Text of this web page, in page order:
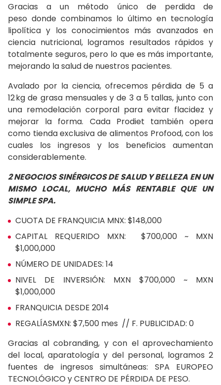
Gracias a un método único de perdida de
peso donde combinamos lo último en tecnología
lipolítica y los conocimientos más avanzados en
ciencia nutricional, logramos resultados rápidos y
totalmente seguros, pero lo que es más importante,
mejorando la salud de nuestros pacientes.
Avalado por la ciencia, ofrecemos pérdida de 5 a
12 kg de grasa mensuales y de 3 a 5 tallas, junto con
una remodelación corporal para evitar flacidez y
mejorar la forma. Cada Prodiet también opera
como tienda exclusiva de alimentos Profood, con los
cuales los ingresos y los beneficios aumentan
considerablemente.
2 NEGOCIOS SINÉRGICOS DE SALUD Y BELLEZA EN UN
MISMO LOCAL, MUCHO MÁS RENTABLE QUE UN
SIMPLE SPA.
CUOTA DE FRANQUICIA MNX: $148,000
CAPITAL REQUERIDO MXN: $700,000 ~ MXN
$1,000,000
NÚMERO DE UNIDADES: 14
NIVEL DE INVERSIÓN: MXN $700,000 ~ MXN
$1,000,000
FRANQUICIA DESDE 2014
REGALÍASMXN: $7,500 mes // F. PUBLICIDAD: 0
Gracias al cobranding, y con el aprovechamiento
del local, aparatología y del personal, logramos 2
fuentes de ingresos simultáneas: SPA EUROPEO
TECNOLÓGICO y CENTRO DE PÉRDIDA DE PESO.